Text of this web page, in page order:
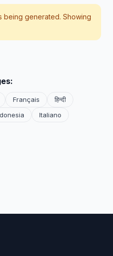
being generated. Showing
Français
हिन्दी
Italiano